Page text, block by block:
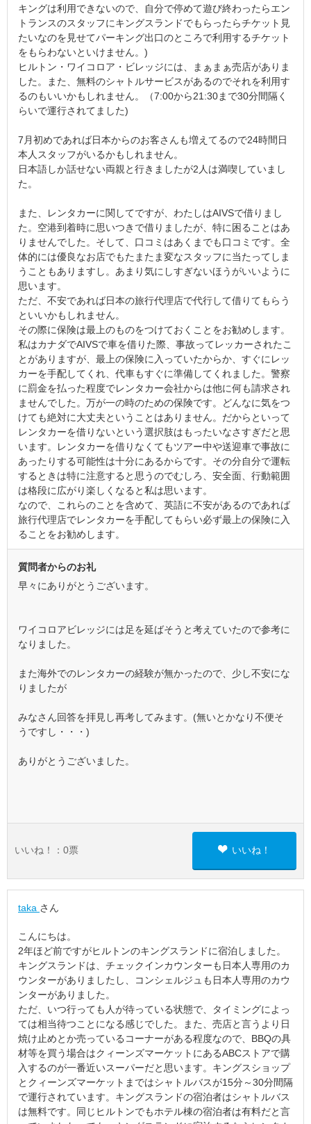
キングは利用できないので、自分で停めて遊び終わったらエン
トランスのスタッフにキングスランドでもらったらチケット見
たいなのを見せてパーキング出口のところで利用するチケット
をもらわないといけません。)
ヒルトン・ワイコロア・ビレッジには、まぁまぁ売店がありま
した。また、無料のシャトルサービスがあるのでそれを利用す
るのもいいかもしれません。（7:00から21:30まで30分間隔く
らいで運行されてました)
7月初めであれば日本からのお客さんも増えてるので24時間日
本人スタッフがいるかもしれません。
日本語しか話せない両親と行きましたが2人は満喫していまし
た。
また、レンタカーに関してですが、わたしはAIVSで借りまし
た。空港到着時に思いつきで借りましたが、特に困ることはあ
りませんでした。そして、口コミはあくまでも口コミです。全
体的には優良なお店でもたまたま変なスタッフに当たってしま
うこともありますし。あまり気にしすぎないほうがいいように
思います。
ただ、不安であれば日本の旅行代理店で代行して借りてもらう
といいかもしれません。
その際に保険は最上のものをつけておくことをお勧めします。
私はカナダでAIVSで車を借りた際、事故ってレッカーされたこ
とがありますが、最上の保険に入っていたからか、すぐにレッ
カーを手配してくれ、代車もすぐに準備してくれました。警察
に罰金を払った程度でレンタカー会社からは他に何も請求され
ませんでした。万が一の時のための保険です。どんなに気をつ
けても絶対に大丈夫ということはありません。だからといって
レンタカーを借りないという選択肢はもったいなさすぎだと思
います。レンタカーを借りなくてもツアー中や送迎車で事故に
あったりする可能性は十分にあるからです。その分自分で運転
するときは特に注意すると思うのでむしろ、安全面、行動範囲
は格段に広がり楽しくなると私は思います。
なので、これらのことを含めて、英語に不安があるのであれば
旅行代理店でレンタカーを手配してもらい必ず最上の保険に入
ることをお勧めします。
質問者からのお礼
早々にありがとうございます。
ワイコロアビレッジには足を延ばそうと考えていたので参考に
なりました。
また海外でのレンタカーの経験が無かったので、少し不安にな
りましたが
みなさん回答を拝見し再考してみます。(無いとかなり不便そ
うですし・・・)
ありがとうございました。
いいね！： 0票 いいね！
taka さん
こんにちは。
2年ほど前ですがヒルトンのキングスランドに宿泊しました。
キングスランドは、チェックインカウンターも日本人専用のカ
ウンターがありましたし、コンシェルジュも日本人専用のカウ
ンターがありました。
ただ、いつ行っても人が待っている状態で、タイミングによっ
ては相当待つことになる感じでした。また、売店と言うより日
焼け止めとか売っているコーナーがある程度なので、BBQの具
材等を買う場合はクィーンズマーケットにあるABCストアで購
入するのが一番近いスーパーだと思います。キングスショップ
とクィーンズマーケットまではシャトルバスが15分～30分間隔
で運行されています。キングスランドの宿泊者はシャトルバス
は無料です。同じヒルトンでもホテル棟の宿泊者は有料だと言